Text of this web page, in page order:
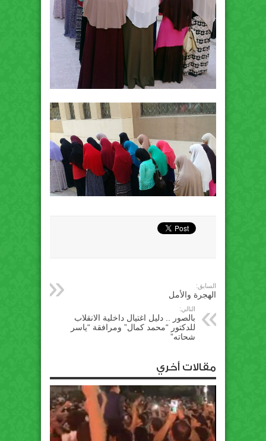
السابق:
الهجرة والأمل
التالي:
بالصور .. دليل اغتيال داخلية الانقلاب
للدكتور “محمد كمال” ومرافقة “ياسر
شحاته”
مقالات أخري